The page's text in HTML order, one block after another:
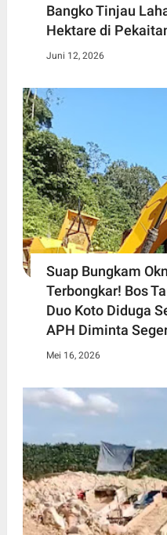
Bangko Tinjau
Hektare di
Juni 12, 2026
Suap Bungkam
Terbongkar! Bos
Duo Koto Diduga
APH Diminta
Mei 16, 2026